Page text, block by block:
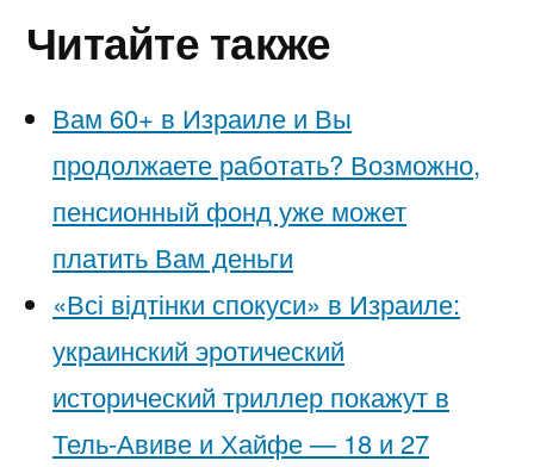
Читайте также
Вам 60+ в Израиле и Вы
продолжаете работать? Возможно,
пенсионный фонд уже может
платить Вам деньги
«Всі відтінки спокуси» в Израиле:
украинский эротический
исторический триллер покажут в
Тель-Авиве и Хайфе — 18 и 27